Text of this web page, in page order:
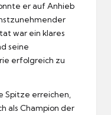
er auf Anhieb
war ein klares
seine
erfolgreich zu
Spitze erreichen,
als Champion der